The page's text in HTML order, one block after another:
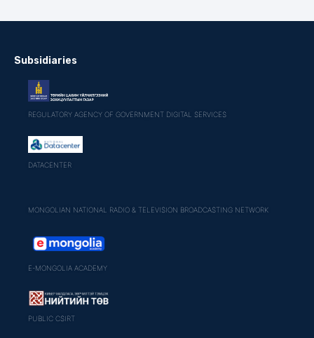
Subsidiaries
REGULATORY AGENCY OF GOVERNMENT DIGITAL SERVICES
DATACENTER
MONGOLIAN NATIONAL RADIO & TELEVISION BROADCASTING NETWORK
E-MONGOLIA ACADEMY
PUBLIC CSIRT